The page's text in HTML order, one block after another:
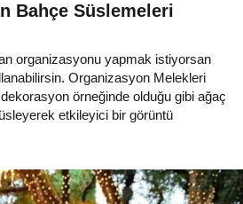
Bahçe Süslemeleri
organizasyonu yapmak istiyorsan
Organizasyon Melekleri
örneğinde olduğu gibi ağaç
etkileyici bir görüntü